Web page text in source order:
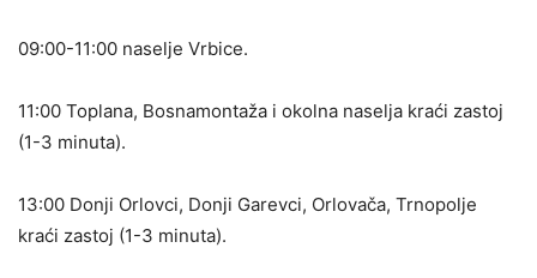
09:00-11:00 naselje Vrbice.
11:00 Toplana, Bosnamontaža i okolna naselja kraći zastoj
(1-3 minuta).
13:00 Donji Orlovci, Donji Garevci, Orlovača, Trnopolje
kraći zastoj (1-3 minuta).